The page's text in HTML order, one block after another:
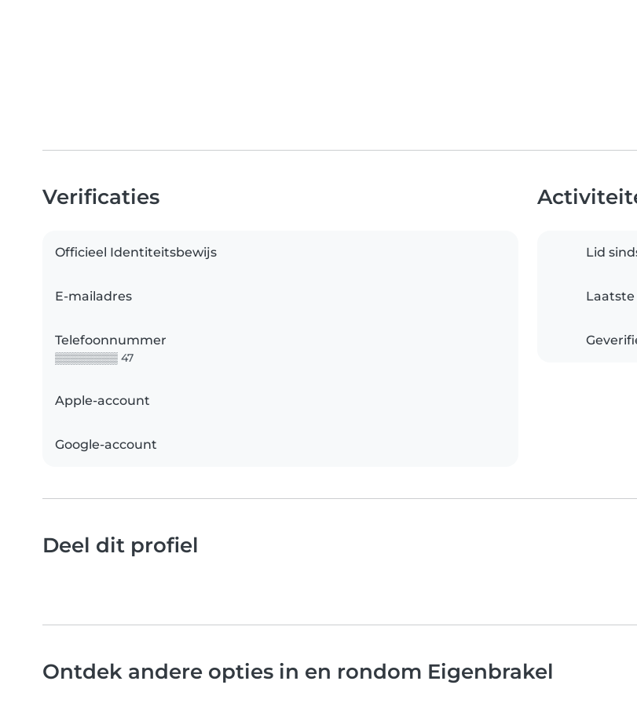
Verificaties
Officieel Identiteitsbewijs
E-mailadres
Telefoonnummer
▒▒▒▒▒▒▒▒ 47
Apple-account
Google-account
Lid
Deel dit profiel
Ontdek andere opties in en rondom Eigenbrakel